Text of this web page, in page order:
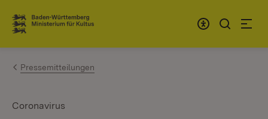
Zum Inhalt springen
Link zur Startseite
Pressemitteilungen
Coronavirus